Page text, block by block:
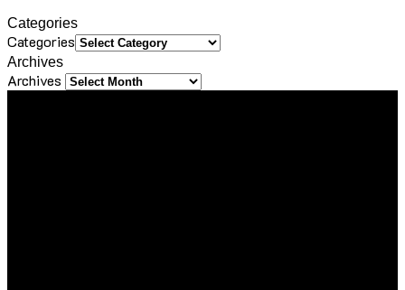
Categories
Categories
Archives
Archives